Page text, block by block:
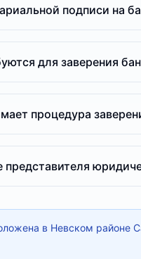
подписи на
для заверения
процедура
в Невском районе